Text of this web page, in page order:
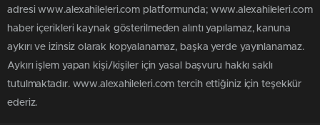
adresi www.alexahileleri.com platformunda; www.alexahileleri.com
haber içerikleri kaynak gösterilmeden alıntı yapılamaz, kanuna
aykırı ve izinsiz olarak kopyalanamaz, başka yerde yayınlanamaz.
Aykırı işlem yapan kişi/kişiler için yasal başvuru hakkı saklı
tutulmaktadır. www.alexahileleri.com tercih ettiğiniz için teşekkür
ederiz.